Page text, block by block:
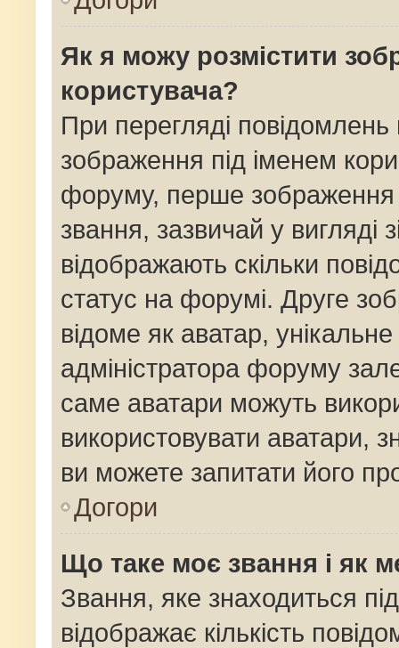
Як я можу розмістити
користувача?
При перегляді
зображення під іменем
форуму, перше зображення
звання, зазвичай у вигляді
відображають скільки
статус на форумі. Друге
відоме як аватар,
адміністратора форуму
саме аватари можуть
використовувати аватари,
ви можете запитати його
Догори
Що таке моє звання і як
Звання, яке знаходиться
відображає кількість